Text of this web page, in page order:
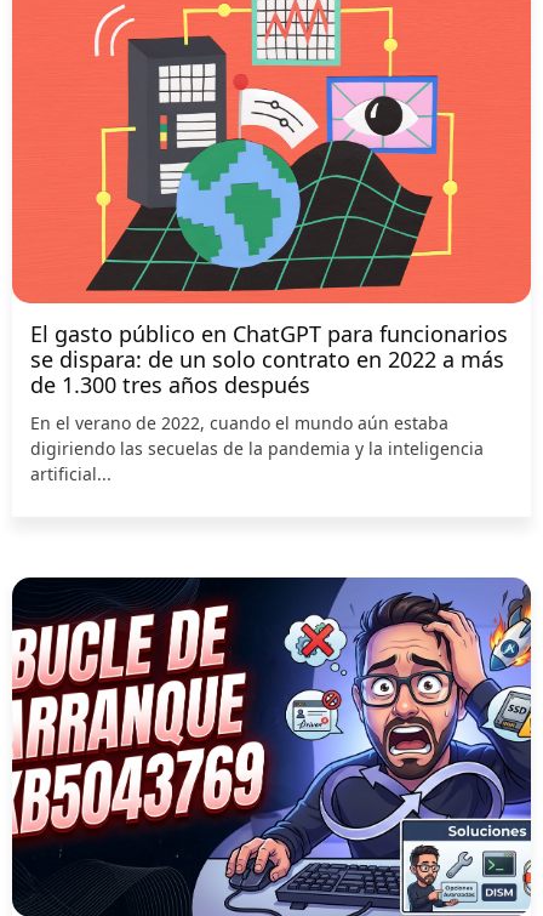
El gasto público en ChatGPT para funcionarios
se dispara: de un solo contrato en 2022 a más
de 1.300 tres años después
En el verano de 2022, cuando el mundo aún estaba
digiriendo las secuelas de la pandemia y la inteligencia
artificial...